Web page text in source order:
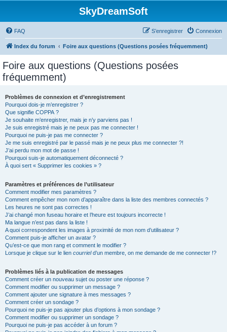
SkyDreamSoft
FAQ Connexion
S’enregistrer
Index du forum Foire aux questions (Questions posées fréquemment)
Foire aux questions (Questions posées
fréquemment)
Problèmes de connexion et d’enregistrement
Pourquoi dois-je m’enregistrer ?
Que signifie COPPA ?
Je souhaite m’enregistrer, mais je n’y parviens pas !
Je suis enregistré mais je ne peux pas me connecter !
Pourquoi ne puis-je pas me connecter ?
Je me suis enregistré par le passé mais je ne peux plus me connecter ?!
J’ai perdu mon mot de passe !
Pourquoi suis-je automatiquement déconnecté ?
À quoi sert « Supprimer les cookies » ?
Paramètres et préférences de l’utilisateur
Comment modifier mes paramètres ?
Comment empêcher mon nom d’apparaître dans la liste des membres connectés ?
Les heures ne sont pas correctes !
J’ai changé mon fuseau horaire et l’heure est toujours incorrecte !
Ma langue n’est pas dans la liste !
A quoi correspondent les images à proximité de mon nom d’utilisateur ?
Comment puis-je afficher un avatar ?
Qu’est-ce que mon rang et comment le modifier ?
Lorsque je clique sur le lien courrield’un membre, on me demande de me connecter !?
Problèmes liés à la publication de messages
Comment créer un nouveau sujet ou poster une réponse ?
Comment modifier ou supprimer un message ?
Comment ajouter une signature à mes messages ?
Comment créer un sondage ?
Pourquoi ne puis-je pas ajouter plus d’options à mon sondage ?
Comment modifier ou supprimer un sondage ?
Pourquoi ne puis-je pas accéder à un forum ?